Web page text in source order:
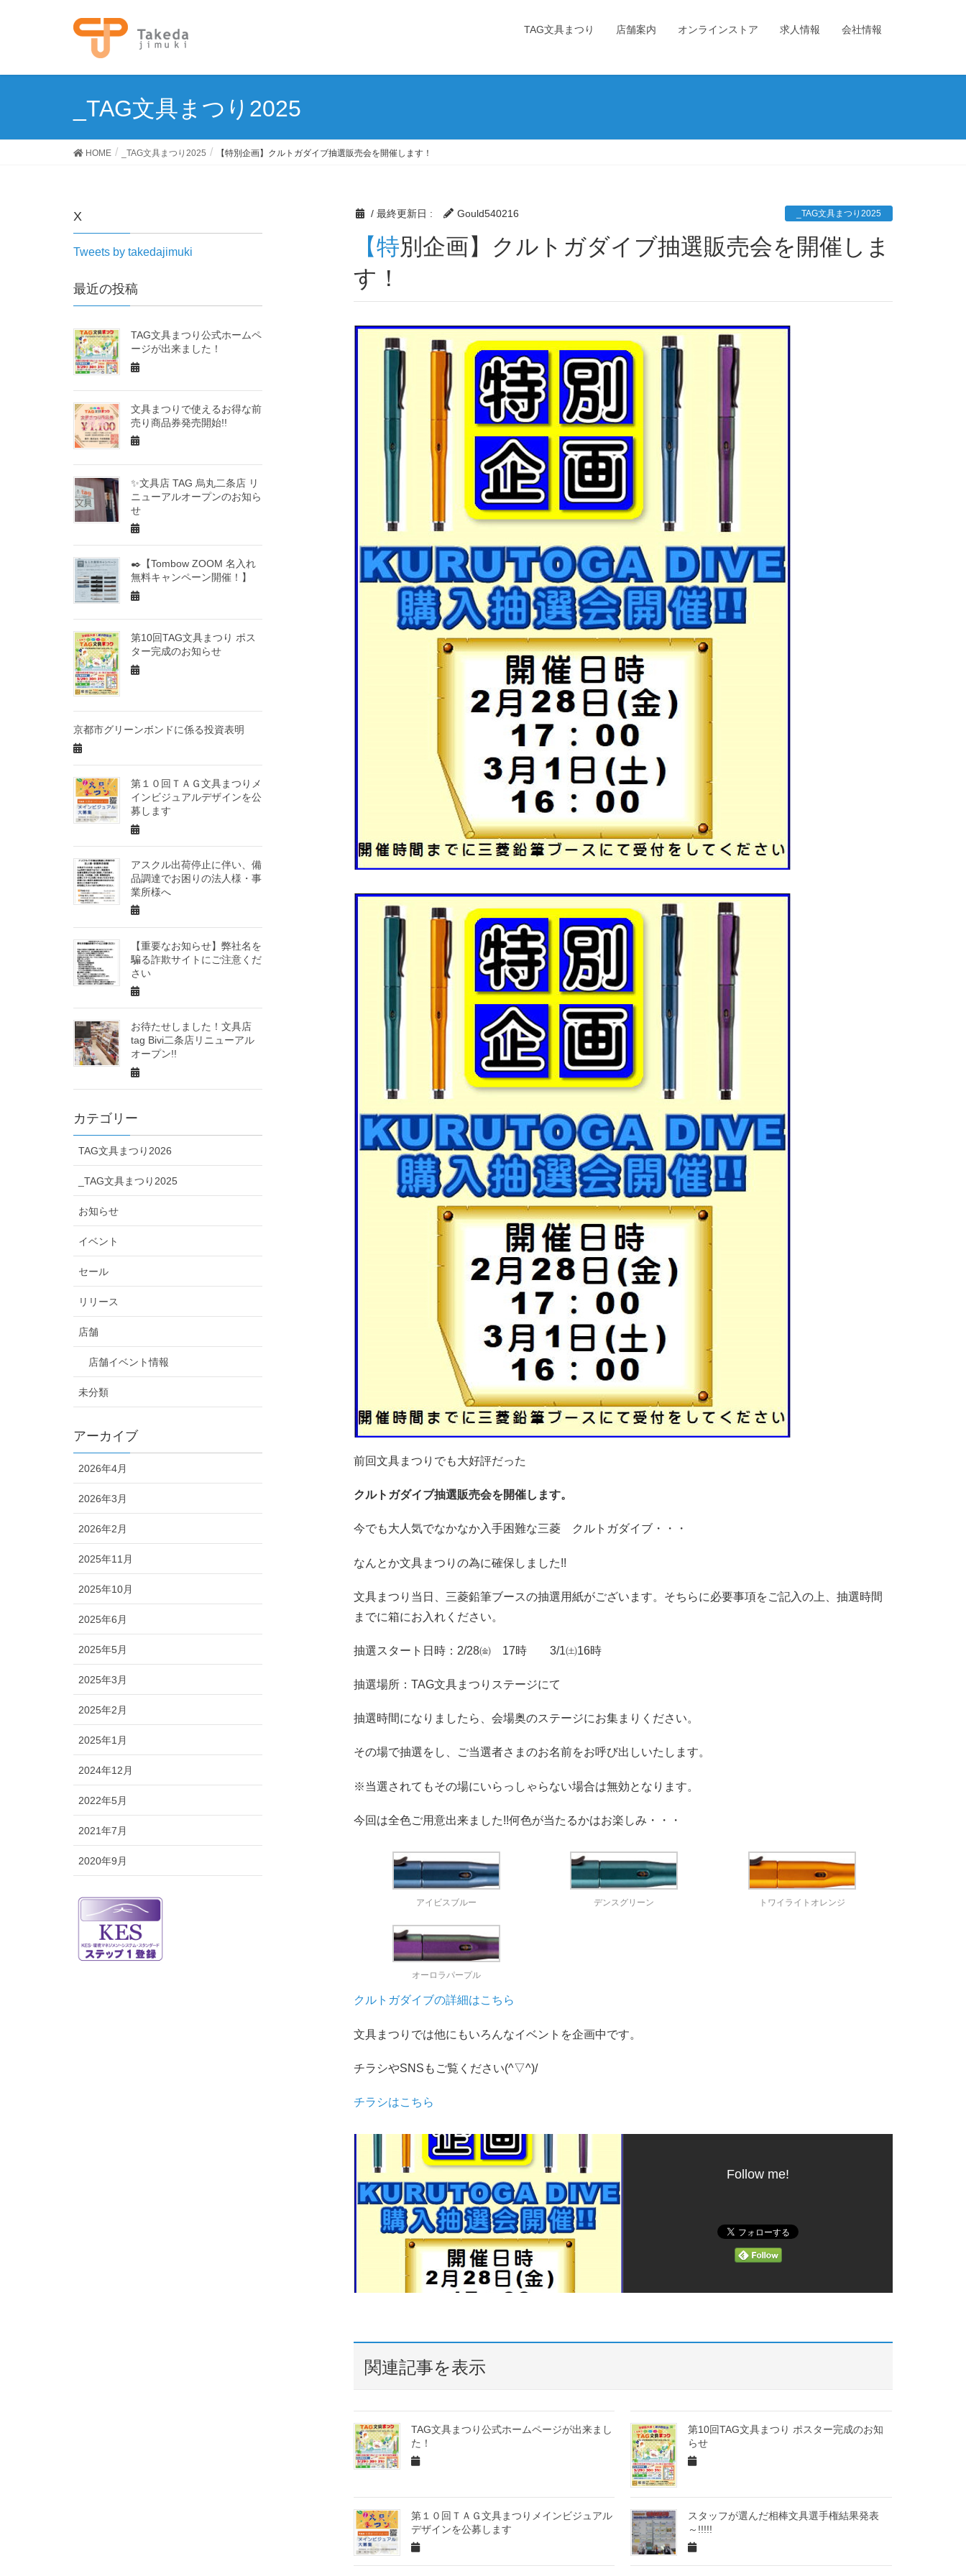
TAG文具まつり 店舗案内 オンラインストア 求人情報 会社情報
_TAG文具まつり2025
HOME _TAG文具まつり2025 【特別企画】クルトガダイブ抽選販売会を開催します！
/ 最終更新日 : Gould540216 _TAG文具まつり2025
【特別企画】クルトガダイブ抽選販売会を開催しま
す！
前回文具まつりでも大好評だった
クルトガダイブ抽選販売会を開催します。
今でも大人気でなかなか入手困難な三菱 クルトガダイブ・・・
なんとか文具まつりの為に確保しました!!
文具まつり当日、三菱鉛筆ブースの抽選用紙がございます。そちらに必要事項をご記入の上、抽選時間
までに箱にお入れください。
抽選スタート日時：2/28㈮ 17時 3/1㈯16時
抽選場所：TAG文具まつりステージにて
抽選時間になりましたら、会場奥のステージにお集まりください。
その場で抽選をし、ご当選者さまのお名前をお呼び出しいたします。
※当選されてもその場にいらっしゃらない場合は無効となります。
今回は全色ご用意出来ました!!何色が当たるかはお楽しみ・・・
アイビスブルー デンスグリーン トワイライトオレンジ
オーロラパープル
クルトガダイブの詳細はこちら
文具まつりでは他にもいろんなイベントを企画中です。
チラシやSNSもご覧ください(^▽^)/
チラシはこちら
Follow me!
関連記事を表示
TAG文具まつり公式ホームページが出来まし
た！
第10回TAG文具まつり ポスター完成のお知
らせ
第１０回ＴＡＧ文具まつりメインビジュアル
デザインを公募します
スタッフが選んだ相棒文具選手権結果発表
～!!!!!
X
Tweets by takedajimuki
最近の投稿
TAG文具まつり公式ホームペ
ージが出来ました！
文具まつりで使えるお得な前
売り商品券発売開始!!
✨文具店 TAG 烏丸二条店 リ
ニューアルオープンのお知ら
せ
✒️【Tombow ZOOM 名入れ
無料キャンペーン開催！】
第10回TAG文具まつり ポス
ター完成のお知らせ
京都市グリーンボンドに係る投資表明
第１０回ＴＡＧ文具まつりメ
インビジュアルデザインを公
募します
アスクル出荷停止に伴い、備
品調達でお困りの法人様・事
業所様へ
【重要なお知らせ】弊社名を
騙る詐欺サイトにご注意くだ
さい
お待たせしました！文具店
tag Bivi二条店リニューアル
オープン!!
カテゴリー
TAG文具まつり2026
_TAG文具まつり2025
お知らせ
イベント
セール
リリース
店舗
店舗イベント情報
未分類
アーカイブ
2026年4月
2026年3月
2026年2月
2025年11月
2025年10月
2025年6月
2025年5月
2025年3月
2025年2月
2025年1月
2024年12月
2022年5月
2021年7月
2020年9月